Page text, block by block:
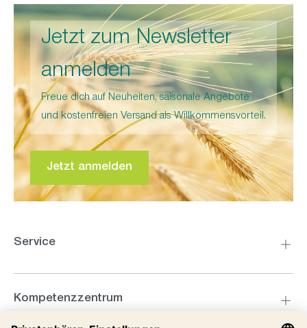
Jetzt zum Newsletter
anmelden
Freue dich auf Neuheiten, saisonale Angebote
und kostenfreien Versand als Willkommensvorteil.
Jetzt anmelden
Service
Kompetenzzentrum